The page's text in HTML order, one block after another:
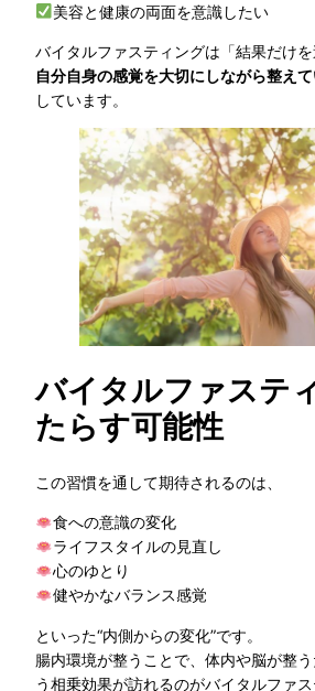
美容と健康の両面を意識したい
バイタルファスティングは「結果だけを
自分自身の感覚を大切にしながら整え
しています。
バイタルファステ
たらす可能性
この習慣を通して期待されるのは、
食への意識の変化
ライフスタイルの見直し
心のゆとり
健やかなバランス感覚
といった“内側からの変化”です。
腸内環境が整うことで、体内や脳が整
う相乗効果が訪れるのがバイタルファス